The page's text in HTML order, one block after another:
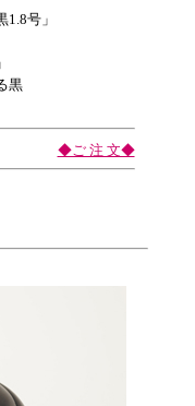
号」
黒
◆ご 注 文◆